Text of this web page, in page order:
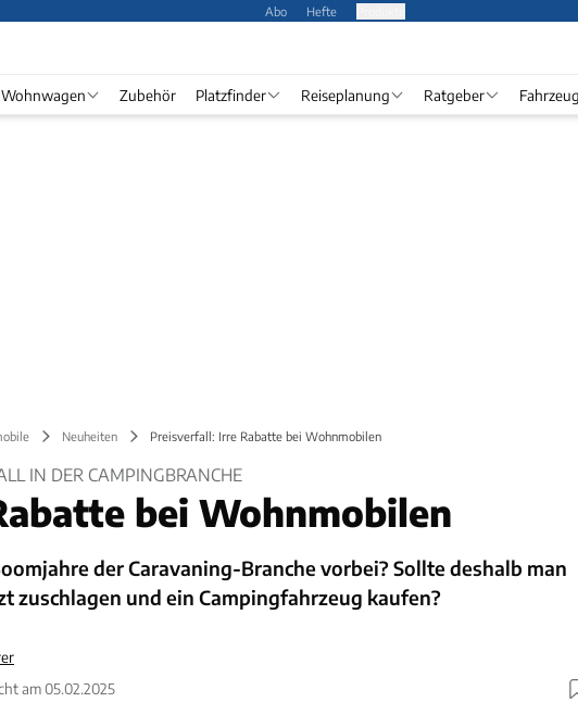
Abo Hefte
Wohnwagen Zubehör Platzfinder Reiseplanung Ratgeber
Neuheiten Preisverfall: Irre Rabatte bei Wohnmobilen
IN DER CAMPINGBRANCHE
bei Wohnmobilen
der Caravaning-Branche vorbei? Sollte deshalb man
zuschlagen und ein Campingfahrzeug kaufen?
am 05.02.2025